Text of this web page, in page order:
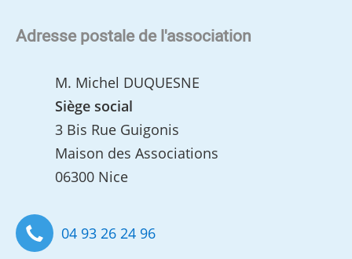
Adresse postale de l'association
M. Michel DUQUESNE
Siège social
3 Bis Rue Guigonis
Maison des Associations
06300 Nice
04 93 26 24 96